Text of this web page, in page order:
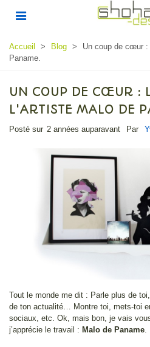
Accueil > Blog >
Un coup de cœur :
Paname.
UN COUP DE CŒUR :
L'ARTISTE MALO DE
Posté sur 2 années auparavant Par
Tout le monde me dit : Parle plus de
de ton actualité… Montre toi, mets-toi
sociaux, etc. Ok, mais bon, je vais
j’apprécie le travail : Malo de Paname